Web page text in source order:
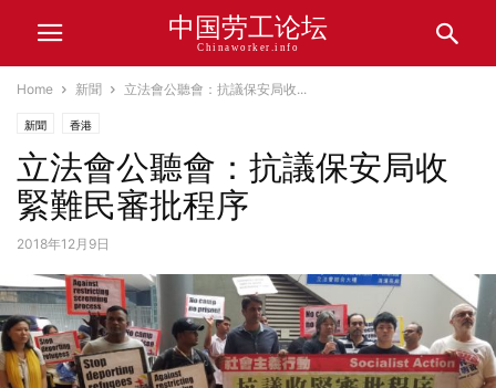
中国劳工论坛
Chinaworker.info
Home 新聞 立法會公聽會：抗議保安局收...
新聞 香港
立法會公聽會：抗議保安局收
緊難民審批程序
2018年12月9日